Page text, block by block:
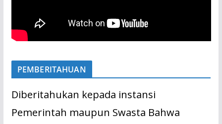
PEMBERITAHUAN
Diberitahukan kepada instansi
Pemerintah maupun Swasta Bahwa